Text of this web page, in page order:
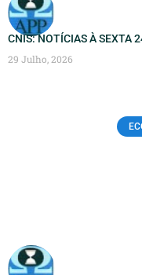
CNIS: NOTÍCIAS À SEXTA
29 Julho, 2026